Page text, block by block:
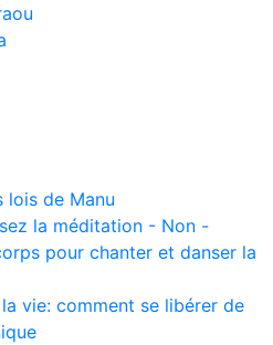
lois de Manu
la méditation - Non -
pour chanter et danser la
vie: comment se libérer de